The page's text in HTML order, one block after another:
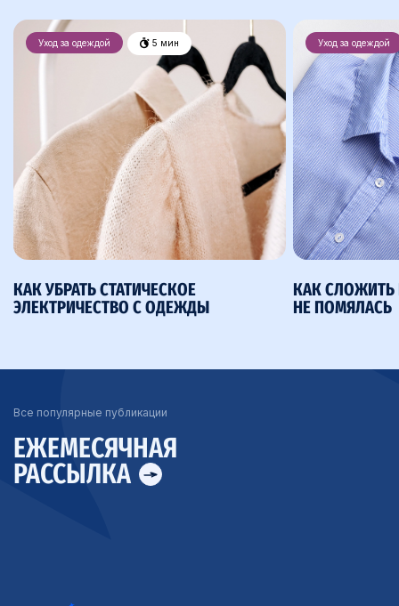
Уход за одеждой 5 мин
КАК УБРАТЬ СТАТИЧЕСКОЕ
ЭЛЕКТРИЧЕСТВО С ОДЕЖДЫ
Уход за одеждой
КАК
НЕ ПОМЯЛАСЬ
Все популярные публикации
ЕЖЕМЕСЯЧНАЯ
РАССЫЛКА